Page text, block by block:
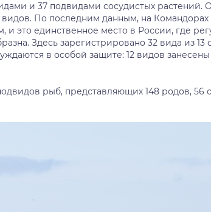
и 37 подвидами сосудистых растений.
По последним данным, на Командорах
и это единственное место в России, где
Здесь зарегистрировано 32 вида из 13
в особой защите: 12 видов
рыб, представляющих 148 родов, 56